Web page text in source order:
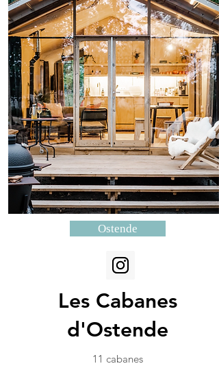
Ostende
Les Cabanes
d'Ostende
11 cabanes